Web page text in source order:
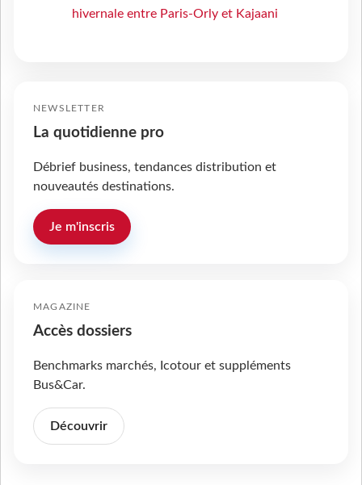
hivernale entre Paris-Orly et Kajaani
NEWSLETTER
La quotidienne pro
Débrief business, tendances distribution et
nouveautés destinations.
Je m'inscris
MAGAZINE
Accès dossiers
Benchmarks marchés, Icotour et suppléments
Bus&Car.
Découvrir